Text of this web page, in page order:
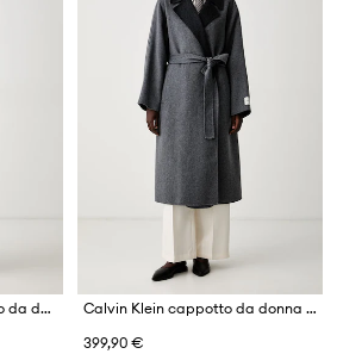
Seventy Venezia cappotto da donna con lana
Calvin Klein cappotto da donna con lana
399,90 €